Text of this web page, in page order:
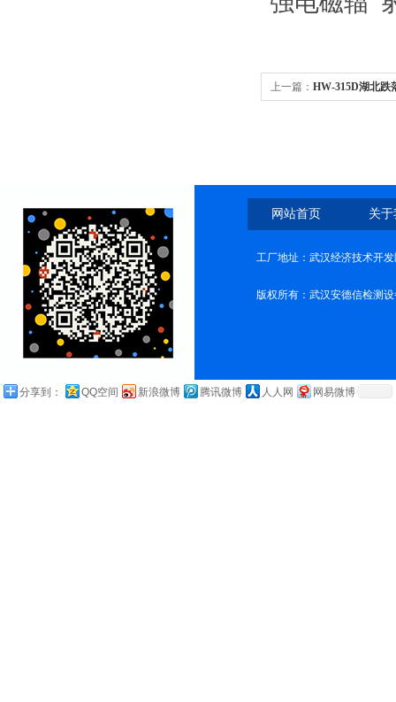
上一篇： HW-315D湖北跌
网站首页 关
工厂地址：武汉经济技术开
版权所有：武汉安德信检测
分享到： QQ空间 新浪微博 腾讯微博 人人网 网易微博